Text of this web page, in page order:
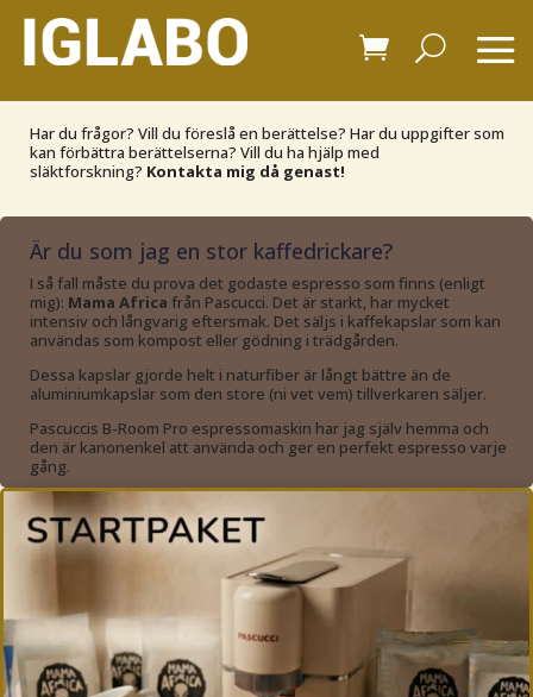
Har du frågor? Vill du föreslå en berättelse? Har du uppgifter som
kan förbättra berättelserna? Vill du ha hjälp med
släktforskning? Kontakta mig då genast!
Är du som jag en stor kaffedrickare?
I så fall måste du prova det godaste espresso som finns (enligt
mig): Mama Africa från Pascucci. Det är starkt, har mycket
intensiv och långvarig eftersmak. Det säljs i kaffekapslar som kan
användas som kompost eller gödning i trädgården.
Dessa kapslar gjorde helt i naturfiber är långt bättre än de
aluminiumkapslar som den store (ni vet vem) tillverkaren säljer.
Pascuccis B-Room Pro espressomaskin har jag själv hemma och
den är kanonenkel att använda och ger en perfekt espresso varje
gång.